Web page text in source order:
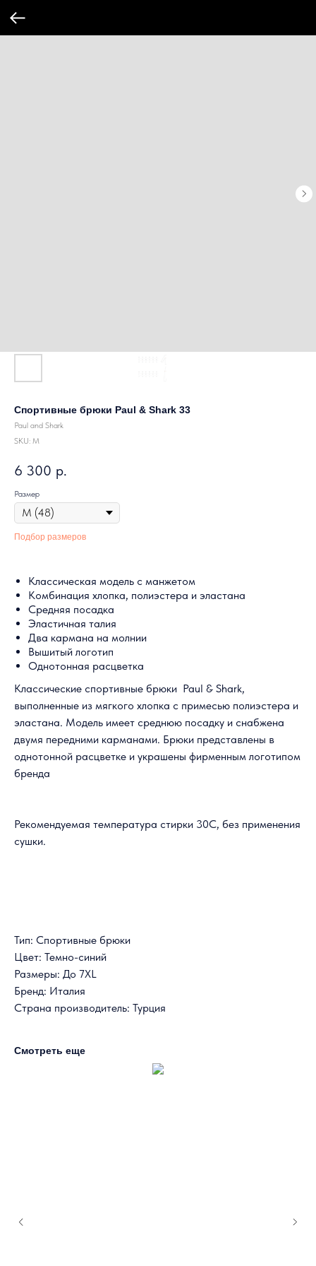
Спортивные брюки Paul & Shark 33
Paul and Shark
SKU: M
6 300 р.
Размер
Подбор размеров
Классическая модель с манжетом
Комбинация хлопка, полиэстера и эластана
Средняя посадка
Эластичная талия
Два кармана на молнии
Вышитый логотип
Однотонная расцветка
Классические спортивные брюки Paul & Shark,
выполненные из мягкого хлопка с примесью полиэстера и
эластана. Модель имеет среднюю посадку и снабжена
двумя передними карманами. Брюки представлены в
однотонной расцветке и украшены фирменным логотипом
бренда
Рекомендуемая температура стирки 30С, без применения
сушки.
Тип: Спортивные брюки
Цвет: Темно-синий
Размеры: До 7XL
Бренд: Италия
Страна производитель: Турция
Смотреть еще